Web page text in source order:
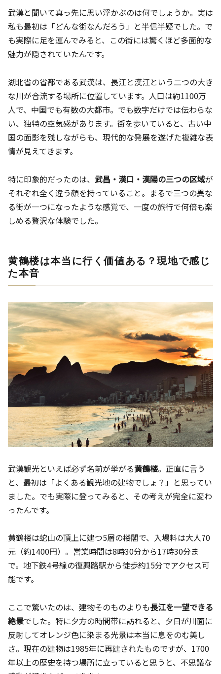
武漢と聞いて真っ先に思い浮かぶのは何でしょうか。実は
私も最初は「どんな街なんだろう」と半信半疑でした。で
も実際に足を運んでみると、この街には驚くほど多面的な
魅力が隠されていたんです。
湖北省の省都である武漢は、長江と漢江という二つの大き
な川が合流する場所に位置しています。人口は約1100万
人で、中国でも有数の大都市。でも数字だけでは伝わらな
い、独特の空気感があります。街を歩いていると、古い中
国の面影を残しながらも、現代的な発展を遂げた複雑な表
情が見えてきます。
特に印象的だったのは、 武昌・漢口・漢陽の三つの区域が
それぞれ全く違う顔を持っていること。まるで三つの異な
る街が一つになったような感覚で、一度の旅行で何倍も楽
しめる贅沢な体験でした。
黄鶴楼は本当に行く価値ある？現地で感じ
た本音
武漢観光といえば必ず名前が挙がる黄鶴楼。正直に言う
と、最初は「よくある観光地の建物でしょ？」と思ってい
ました。でも実際に登ってみると、その考えが完全に変わ
ったんです。
黄鶴楼は蛇山の頂上に建つ5層の楼閣で、入場料は大人70
元（約1400円）。営業時間は8時30分から17時30分ま
で。地下鉄4号線の復興路駅から徒歩約15分でアクセス可
能です。
ここで驚いたのは、建物そのものよりも長江を一望できる
絶景でした。特に夕方の時間帯に訪れると、夕日が川面に
反射してオレンジ色に染まる光景は本当に息をのむ美し
さ。現在の建物は1985年に再建されたものですが、1700
年以上の歴史を持つ場所に立っていると思うと、不思議な